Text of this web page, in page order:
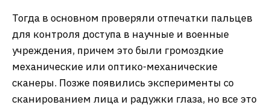
Тогда в основном проверяли отпечатки пальцев
для контроля доступа в научные и военные
учреждения, причем это были громоздкие
механические или оптико-механические
сканеры. Позже появились эксперименты со
сканированием лица и радужки глаза, но все это